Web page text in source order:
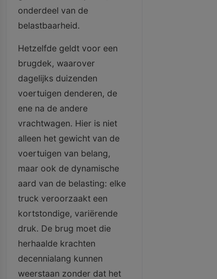
onderdeel van de
belastbaarheid.
Hetzelfde geldt voor een
brugdek, waarover
dagelijks duizenden
voertuigen denderen, de
ene na de andere
vrachtwagen. Hier is niet
alleen het gewicht van de
voertuigen van belang,
maar ook de dynamische
aard van de belasting: elke
truck veroorzaakt een
kortstondige, variërende
druk. De brug moet die
herhaalde krachten
decennialang kunnen
weerstaan zonder dat het